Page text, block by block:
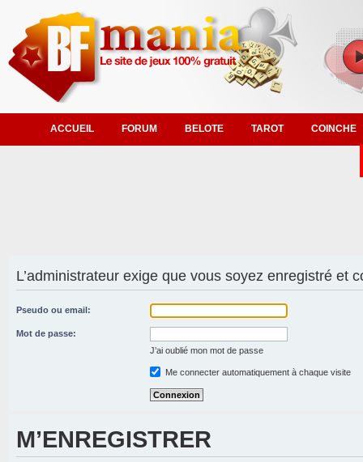
ACCUEIL FORUM BELOTE TAROT COINCHE
L’administrateur exige que vous soyez enregistré et
Pseudo ou email:
Mot de passe:
J’ai oublié mon mot de passe
Me connecter automatiquement à chaque visite
M’ENREGISTRER